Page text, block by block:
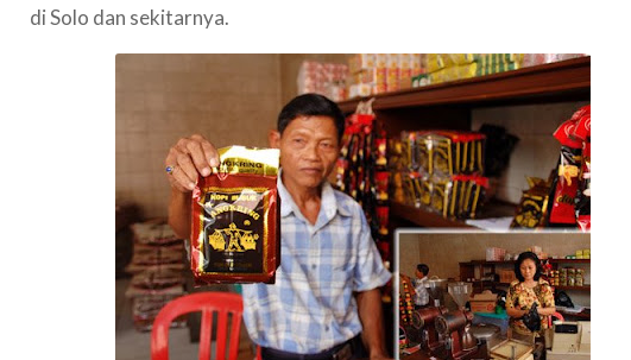
di Solo dan sekitarnya.